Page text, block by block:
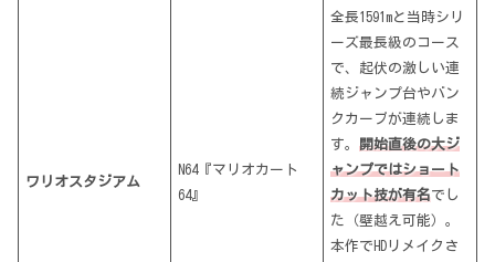
ワリオスタジアム
N64『マリオカート
64』
全長1591mと当時シリ
ーズ最長級のコース
で​、起伏の激しい連
続ジャンプ台やバン
クカーブが連続しま
す。開始直後の大ジ
ャンプではショート
カット技が有名でし
た（壁越え可能）。
本作でHDリメイクさ